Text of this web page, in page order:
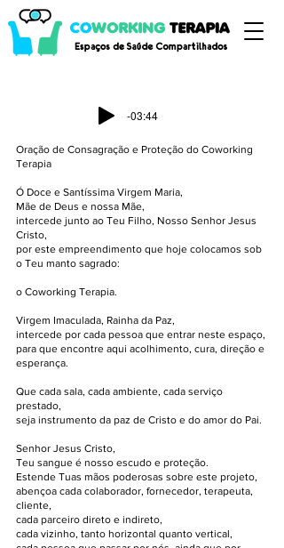
-03:44
Oração de Consagração e Proteção do Coworking
Terapia
Ó Doce e Santíssima Virgem Maria,
Mãe de Deus e nossa Mãe,
intercede junto ao Teu Filho, Nosso Senhor Jesus
Cristo,
por este empreendimento que hoje colocamos sob
o Teu manto sagrado:
o Coworking Terapia.
Virgem Imaculada, Rainha da Paz,
intercede por cada pessoa que entrar neste espaço,
para que encontre aqui acolhimento, cura, direção e
esperança.
Que cada sala, cada ambiente, cada serviço
prestado,
seja instrumento da paz de Cristo e do amor do Pai.
Senhor Jesus Cristo,
Teu sangue é nosso escudo e proteção.
Estende Tuas mãos poderosas sobre este projeto,
abençoa cada colaborador, fornecedor, terapeuta,
cliente,
cada parceiro direto e indireto,
cada vizinho, tanto horizontal quanto vertical,